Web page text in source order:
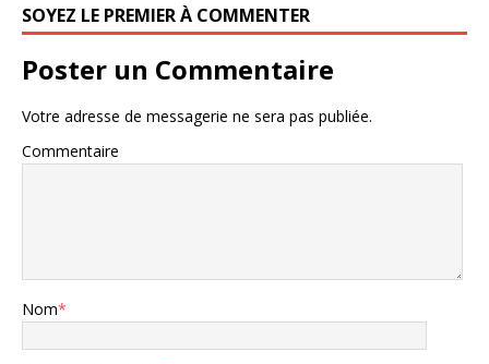
SOYEZ LE PREMIER À COMMENTER
Poster un Commentaire
Votre adresse de messagerie ne sera pas publiée.
Commentaire
Nom*